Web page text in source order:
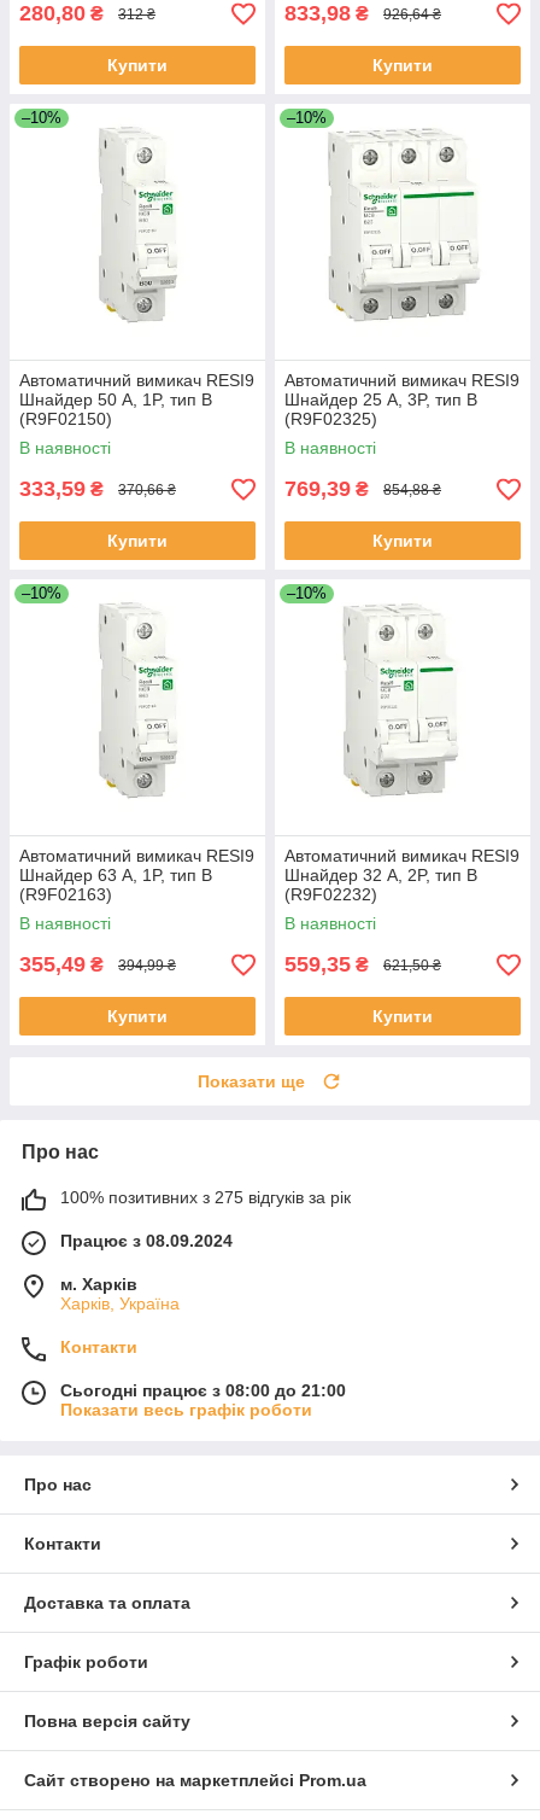
280,80 ₴ 312 ₴
Купити
833,98 ₴ 926,64 ₴
Купити
–10%
Автоматичний вимикач RESI9
Шнайдер 50 A, 1P, тип В
(R9F02150)
В наявності
333,59 ₴ 370,66 ₴
Купити
–10%
Автоматичний вимикач RESI9
Шнайдер 25 А, 3P, тип В
(R9F02325)
В наявності
769,39 ₴ 854,88 ₴
Купити
–10%
Автоматичний вимикач RESI9
Шнайдер 63 A, 1P, тип В
(R9F02163)
В наявності
355,49 ₴ 394,99 ₴
Купити
–10%
Автоматичний вимикач RESI9
Шнайдер 32 A, 2P, тип В
(R9F02232)
В наявності
559,35 ₴ 621,50 ₴
Купити
Показати ще
Про нас
100% позитивних з 275 відгуків за рік
Працює з 08.09.2024
м. Харків
Харків, Україна
Контакти
Сьогодні працює з 08:00 до 21:00
Показати весь графік роботи
Про нас
Контакти
Доставка та оплата
Графік роботи
Повна версія сайту
Сайт створено на маркетплейсі Prom.ua